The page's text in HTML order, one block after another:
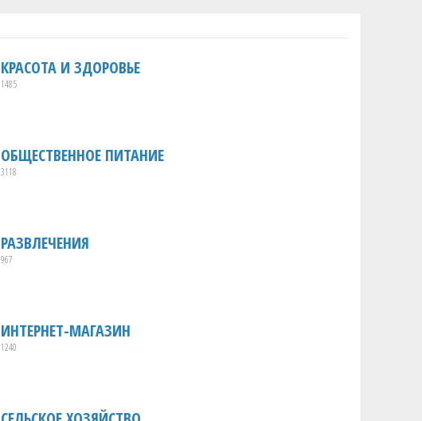
КРАСОТА И ЗДОРОВЬЕ
1485
ОБЩЕСТВЕННОЕ ПИТАНИЕ
3118
РАЗВЛЕЧЕНИЯ
967
ИНТЕРНЕТ-МАГАЗИН
1240